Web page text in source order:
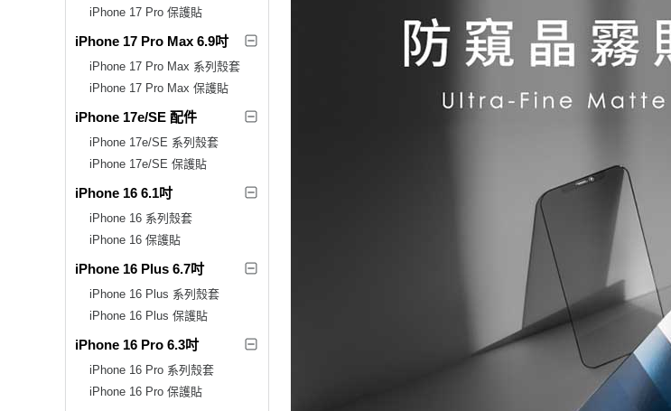
iPhone 17 Pro 保護貼
iPhone 17 Pro Max 6.9吋
iPhone 17 Pro Max 系列殼套
iPhone 17 Pro Max 保護貼
iPhone 17e/SE 配件
iPhone 17e/SE 系列殼套
iPhone 17e/SE 保護貼
iPhone 16 6.1吋
iPhone 16 系列殼套
iPhone 16 保護貼
iPhone 16 Plus 6.7吋
iPhone 16 Plus 系列殼套
iPhone 16 Plus 保護貼
iPhone 16 Pro 6.3吋
iPhone 16 Pro 系列殼套
iPhone 16 Pro 保護貼